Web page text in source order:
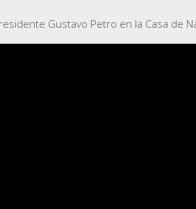
Gustavo Petro en la Casa de